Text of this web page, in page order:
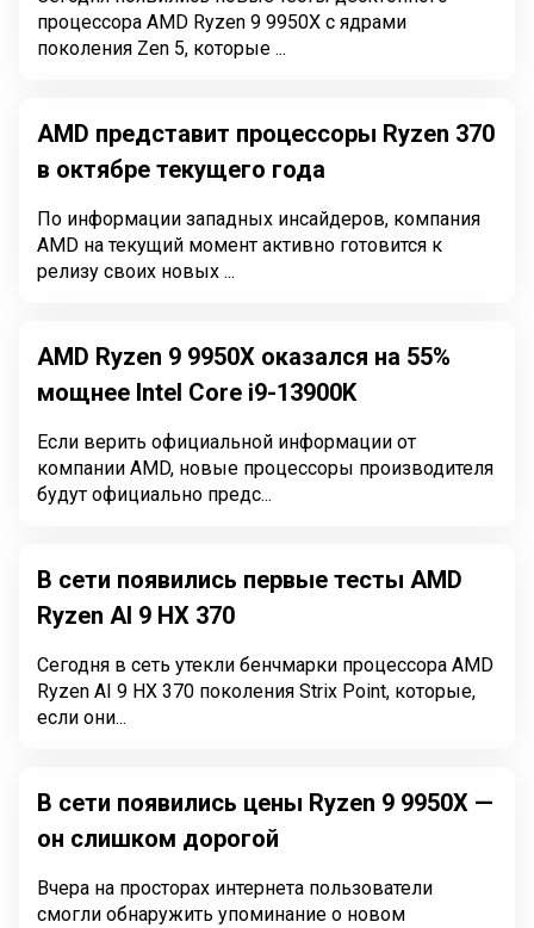
процессора AMD Ryzen 9 9950X с ядрами
поколения Zen 5, которые ...
AMD представит процессоры Ryzen 370
в октябре текущего года
По информации западных инсайдеров, компания
AMD на текущий момент активно готовится к
релизу своих новых ...
AMD Ryzen 9 9950X оказался на 55%
мощнее Intel Core i9-13900K
Если верить официальной информации от
компании AMD, новые процессоры производителя
будут официально предс...
В сети появились первые тесты AMD
Ryzen AI 9 HX 370
Сегодня в сеть утекли бенчмарки процессора AMD
Ryzen AI 9 HX 370 поколения Strix Point, которые,
если они...
В сети появились цены Ryzen 9 9950X —
он слишком дорогой
Вчера на просторах интернета пользователи
смогли обнаружить упоминание о новом